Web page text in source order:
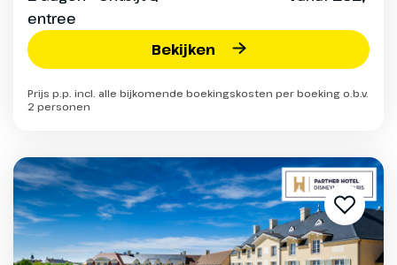
entree
Bekijken
Prijs p.p. incl. alle bijkomende boekingskosten per boeking o.b.v.
2 personen